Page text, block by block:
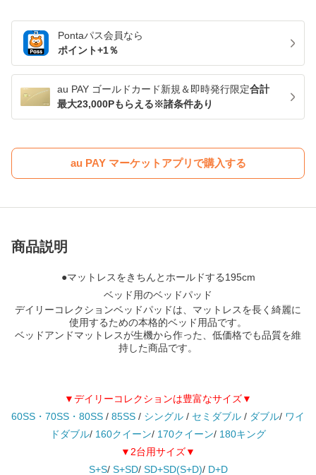
Pontaパス会員なら
ポイント+1％
au PAY ゴールドカード新規＆即時発行限定合計
最大23,000Pもらえる※諸条件あり
au PAY マーケットアプリで購入する
商品説明
●マットレスをきちんとホールドする195cm
ベッド用のベッドパッド
デイリーコレクションベッドパッドは、マットレスを長く綺麗に
使用するための本格的ベッド用品です。
ベッドアンドマットレスが生機から作った、低価格でも品質を維
持した商品です。
▼デイリーコレクションは豊富なサイズ▼
60SS・70SS・80SS / 85SS / シングル / セミダブル / ダブル/ ワイ
ドダブル/ 160クイーン/ 170クイーン/ 180キング
▼2台用サイズ▼
S+S/ S+SD/ SD+SD(S+D)/ D+D